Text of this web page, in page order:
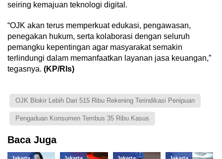
seiring kemajuan teknologi digital.
“OJK akan terus memperkuat edukasi, pengawasan,
penegakan hukum, serta kolaborasi dengan seluruh
pemangku kepentingan agar masyarakat semakin
terlindungi dalam memanfaatkan layanan jasa keuangan,”
tegasnya. (KP/Rls)
OJK Blokir Lebih Dari 515 Ribu Rekening Terindikasi Penipuan
Pengaduan Konsumen Tembus 35 Ribu Kasus
Baca Juga